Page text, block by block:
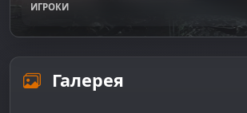
ИГРОКИ
Галерея